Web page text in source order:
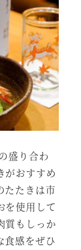
盛り合わ
がおすすめ
たたきは市
を使用して
質もしっか
食感をぜひ